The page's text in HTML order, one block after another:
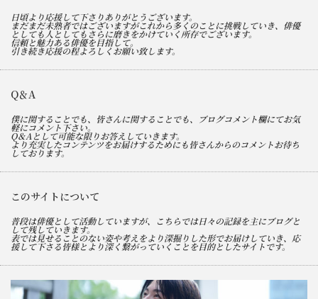
日頃より応援して下さりありがとうございます。
まだまだ未熟者ではございますがこれから多くのことに挑戦していき、俳優
としても人としてもさらに磨きをかけていく所存でございます。
信頼と魅力ある俳優を目指して。
引き続き応援の程よろしくお願い致します。
Q＆A
僕に関することでも、皆さんに関することでも、ブログコメント欄にてお気
軽にコメント下さい。
Q＆Aとして可能な限りお答えしていきます。
より充実したコンテンツをお届けするためにも皆さんからのコメントお待ち
しております。
このサイトについて
普段は俳優として活動していますが、こちらでは日々の記録を主にブログと
して残していきます。
表では見せることのない姿や考えをより深掘りした形でお届けしていき、応
援して下さる皆様とより深く繋がっていくことを目的としたサイトです。